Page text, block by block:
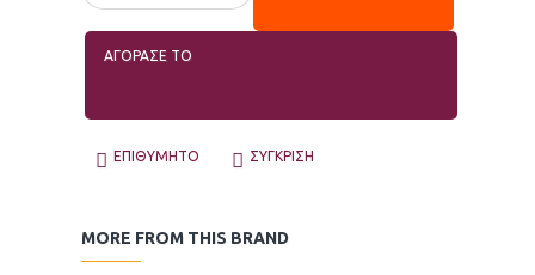
ΑΓΟΡΑΣΕ ΤΟ
ΕΠΙΘΥΜΗΤΌ ΣΎΓΚΡΙΣΗ
MORE FROM THIS BRAND